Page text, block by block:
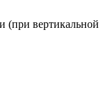
(при вертикальной